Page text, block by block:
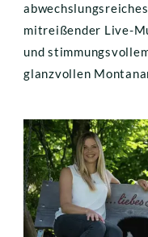
mitreißender Live-
und
glanzvollen